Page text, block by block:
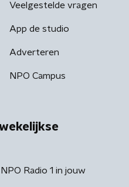
Veelgestelde vragen
App de studio
Adverteren
NPO Campus
Radio 1 in jouw